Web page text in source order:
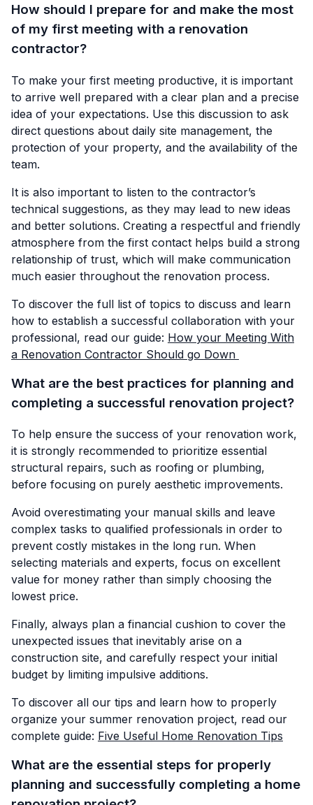
How should I prepare for and make the most
of my first meeting with a renovation
contractor?
To make your first meeting productive, it is important
to arrive well prepared with a clear plan and a precise
idea of your expectations. Use this discussion to ask
direct questions about daily site management, the
protection of your property, and the availability of the
team.
It is also important to listen to the contractor’s
technical suggestions, as they may lead to new ideas
and better solutions. Creating a respectful and friendly
atmosphere from the first contact helps build a strong
relationship of trust, which will make communication
much easier throughout the renovation process.
To discover the full list of topics to discuss and learn
how to establish a successful collaboration with your
professional, read our guide: How your Meeting With
a Renovation Contractor Should go Down
What are the best practices for planning and
completing a successful renovation project?
To help ensure the success of your renovation work,
it is strongly recommended to prioritize essential
structural repairs, such as roofing or plumbing,
before focusing on purely aesthetic improvements.
Avoid overestimating your manual skills and leave
complex tasks to qualified professionals in order to
prevent costly mistakes in the long run. When
selecting materials and experts, focus on excellent
value for money rather than simply choosing the
lowest price.
Finally, always plan a financial cushion to cover the
unexpected issues that inevitably arise on a
construction site, and carefully respect your initial
budget by limiting impulsive additions.
To discover all our tips and learn how to properly
organize your summer renovation project, read our
complete guide: Five Useful Home Renovation Tips
What are the essential steps for properly
planning and successfully completing a home